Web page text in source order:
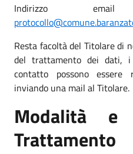
Indirizzo
Resta facoltà del Titolare di
del trattamento dei dati,
contatto possono
inviando una mail al Titolare.
Modalità
Trattamento